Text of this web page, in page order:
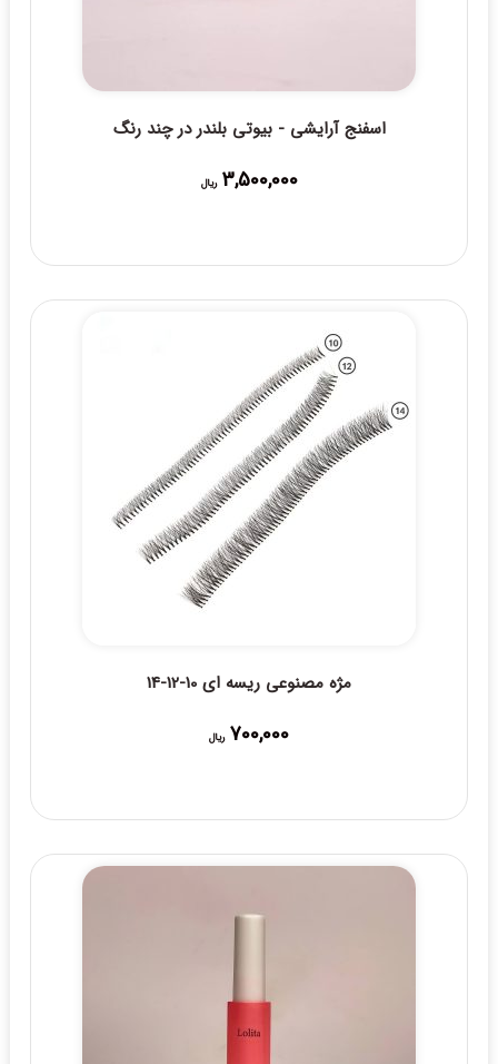
اسفنج آرایشی - بیوتی بلندر در چند رنگ
3,500,000 ریال
مژه مصنوعی ریسه ای 10-12-14
700,000 ریال